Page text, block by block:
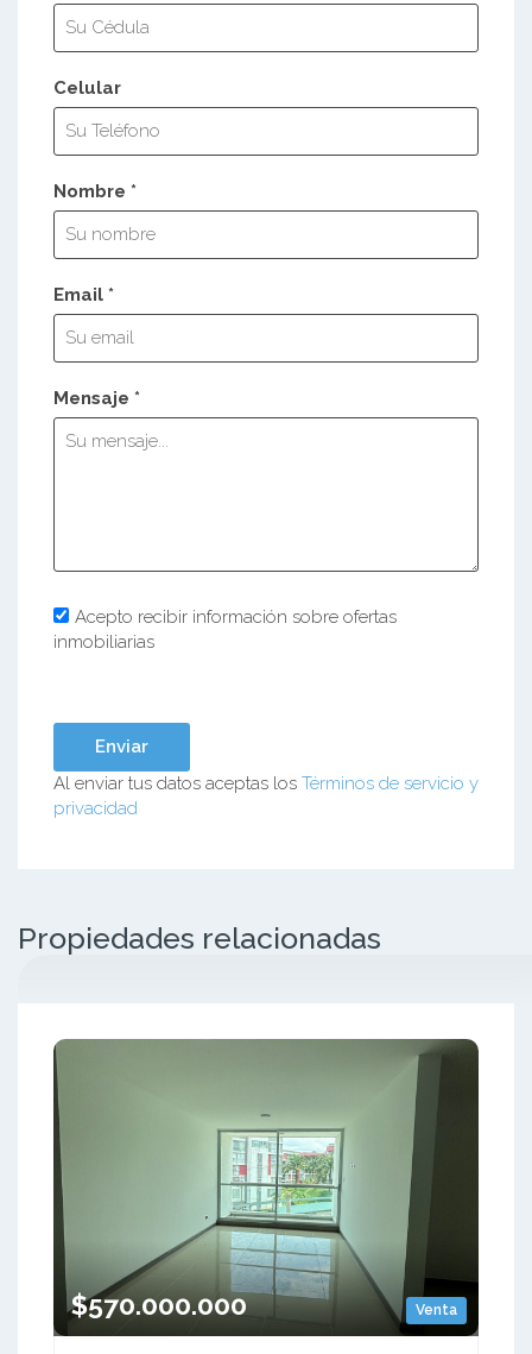
Celular
Nombre *
Email *
Mensaje *
Acepto recibir información sobre ofertas
inmobiliarias
Al enviar tus datos aceptas los Términos de servicio y
privacidad
Propiedades relacionadas
Venta
$570.000.000